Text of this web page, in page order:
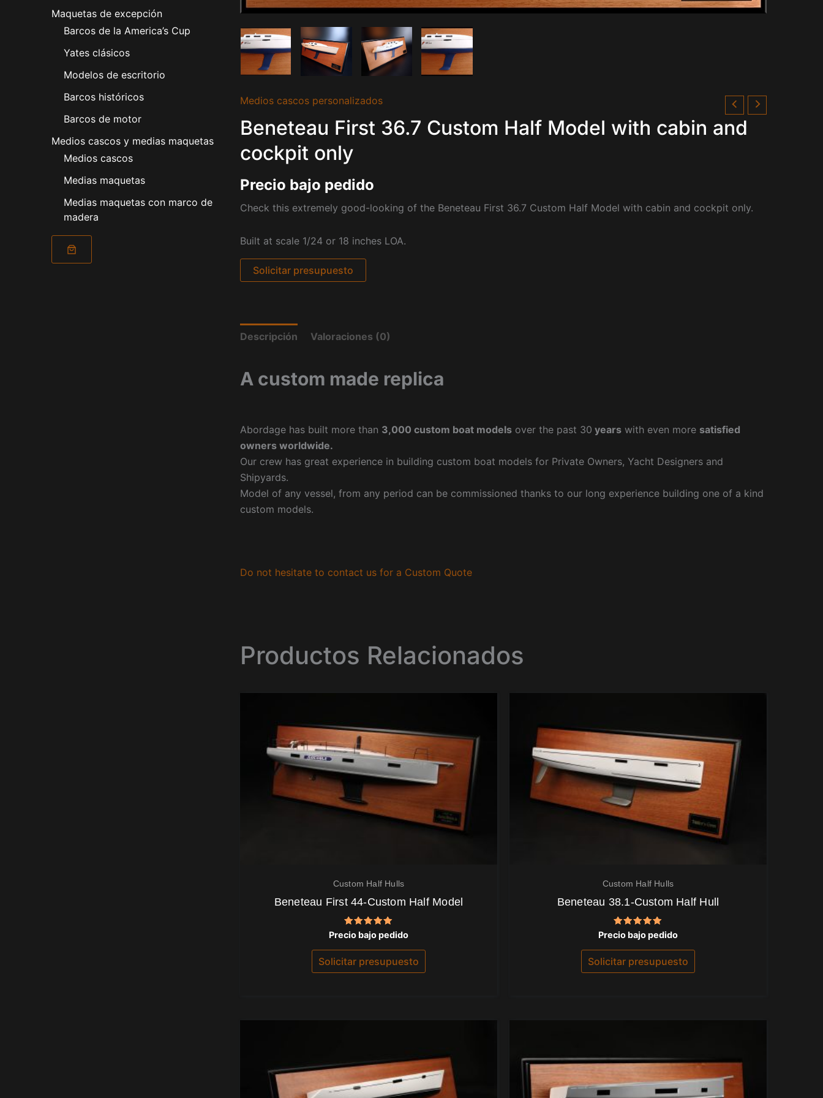
Maquetas de excepción
Barcos de la America’s Cup
Yates clásicos
Modelos de escritorio
Barcos históricos
Barcos de motor
Medios cascos y medias maquetas
Medios cascos
Medias maquetas
Medias maquetas con marco de
madera
Medios cascos personalizados
Beneteau First 36.7 Custom Half Model with cabin and
cockpit only
Precio bajo pedido
Check this extremely good-looking of the Beneteau First 36.7 Custom Half Model with cabin and cockpit only.
Built at scale 1/24 or 18 inches LOA.
Solicitar presupuesto
Descripción Valoraciones (0)
A custom made replica
Abordage has built more than 3,000 custom boat models over the past 30 years with even more satisfied
owners worldwide.
Our crew has great experience in building custom boat models for Private Owners, Yacht Designers and
Shipyards.
Model of any vessel, from any period can be commissioned thanks to our long experience building one of a kind
custom models.
Do not hesitate to contact us for a Custom Quote
Productos Relacionados
Custom Half Hulls
Beneteau First 44-Custom Half Model
Valorado
con
5.00
Precio bajo pedido
Solicitar presupuesto
Custom Half Hulls
Beneteau 38.1-Custom Half Hull
Valorado
con
5.00
Precio bajo pedido
Solicitar presupuesto